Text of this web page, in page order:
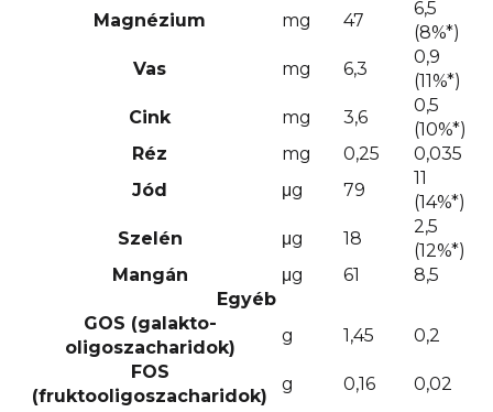
Magnézium
mg 47
6,5
(8%*)
Vas
mg 6,3
0,9
(11%*)
Cink
mg 3,6
0,5
(10%*)
Réz
mg 0,25
0,035
Jód
μg 79
11
(14%*)
Szelén
μg 18
2,5
(12%*)
Mangán
μg 61
8,5
Egyéb
GOS (galakto-
oligoszacharidok)
g 1,45
0,2
FOS
(fruktooligoszacharidok)
g 0,16
0,02